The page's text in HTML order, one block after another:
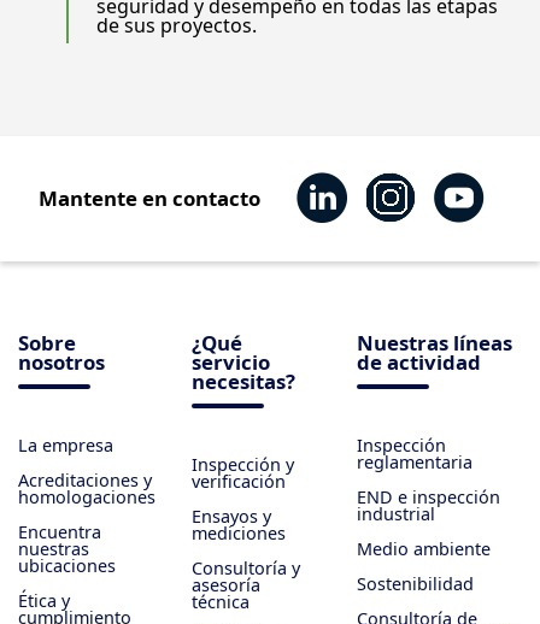
seguridad y desempeño en todas las etapas
de sus proyectos.
Mantente en contacto
Sobre
nosotros
La empresa
Acreditaciones y
homologaciones
Encuentra
nuestras
ubicaciones
Ética y
cumplimiento
¿Qué
servicio
necesitas?
Inspección y
verificación
Ensayos y
mediciones
Consultoría y
asesoría
técnica
Nuestras líneas
de actividad
Inspección
reglamentaria
END e inspección
industrial
Medio ambiente
Sostenibilidad
Consultoría de